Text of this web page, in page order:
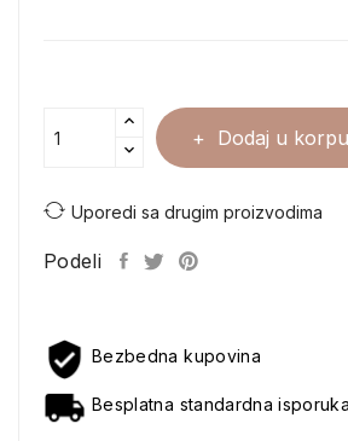
Dodaj u korpu
Uporedi sa drugim proizvodima
Podeli
Bezbedna kupovina
Besplatna standardna